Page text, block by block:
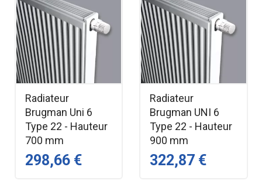
Radiateur
Brugman Uni 6
Type 22 - Hauteur
700 mm
298,66 €
Radiateur
Brugman UNI 6
Type 22 - Hauteur
900 mm
322,87 €